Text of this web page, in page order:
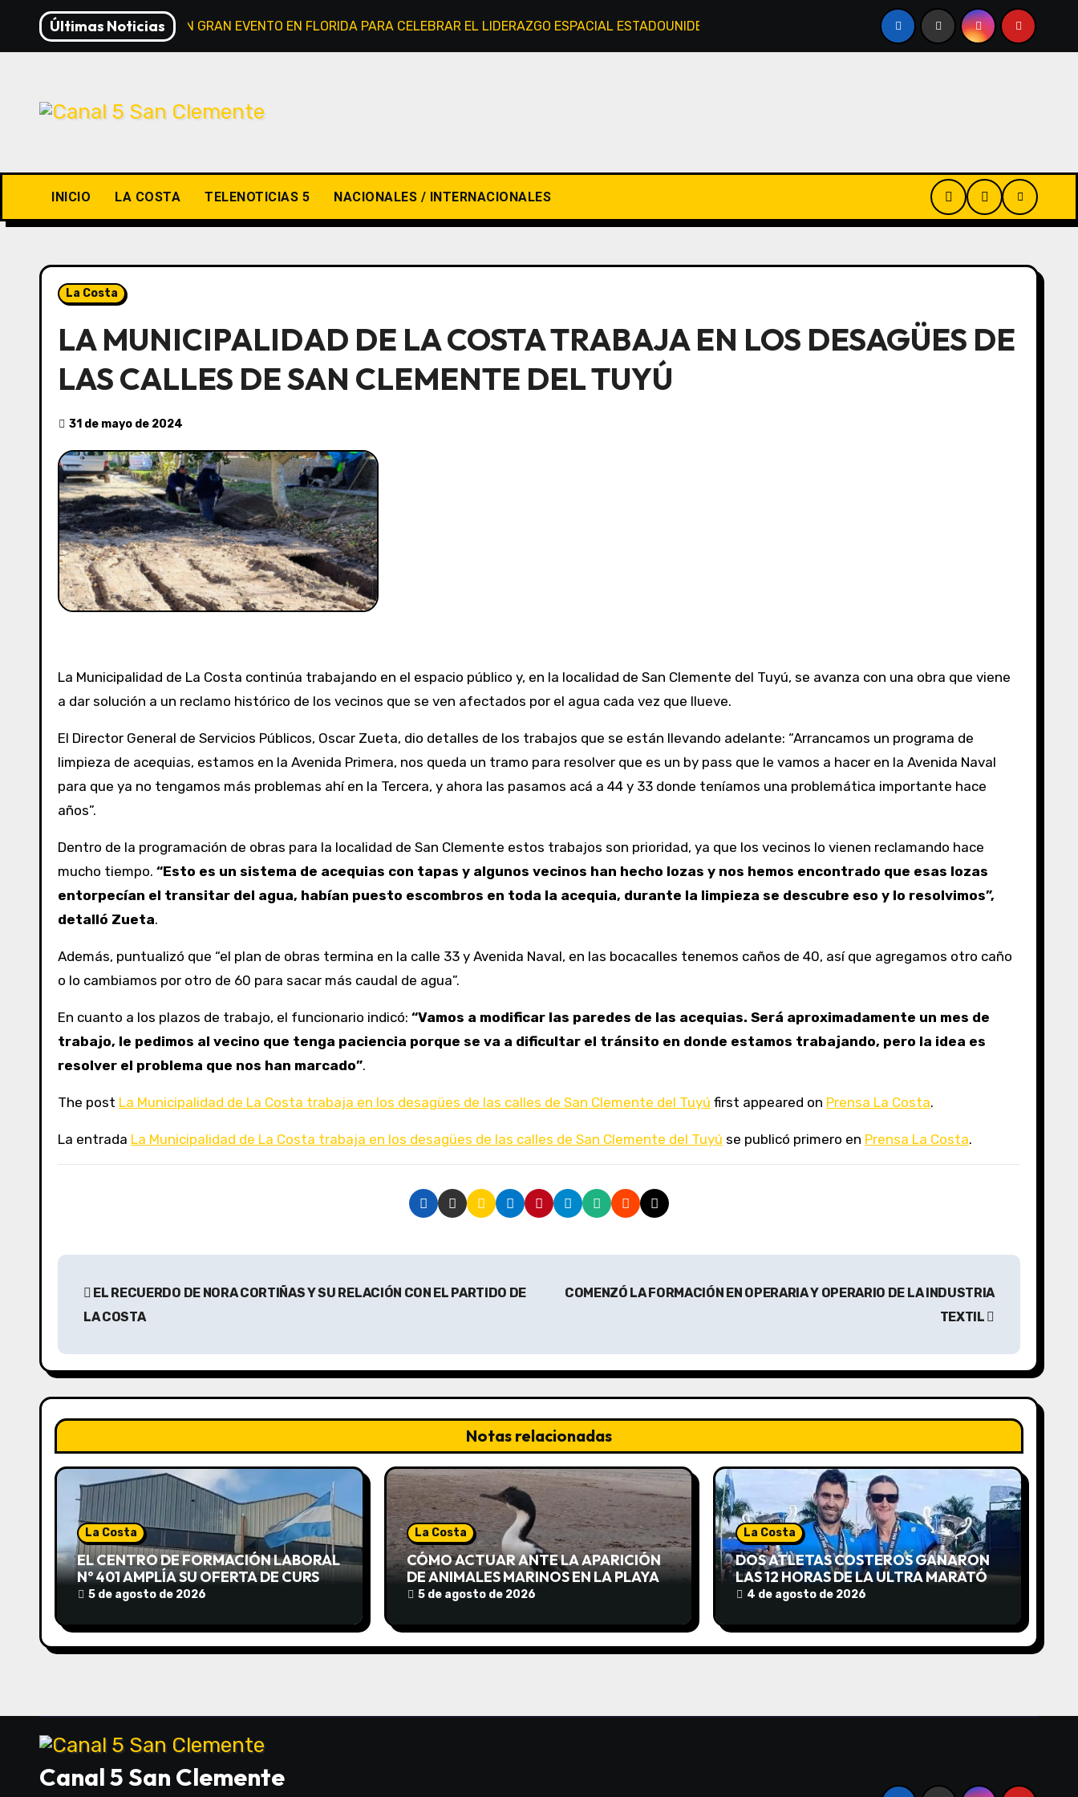
contenido
Últimas Noticias
LA NASA ALISTA UN GRAN EVENTO EN FLORIDA PARA CELEBRAR EL LIDERAZGO ESPACIAL ESTADOUNIDENSE FELIPE SOLÁ EN QR: «CON LA TIERRA NO SE
INICIO LA COSTA TELENOTICIAS 5 NACIONALES / INTERNACIONALES
La Costa
LA MUNICIPALIDAD DE LA COSTA TRABAJA EN LOS DESAGÜES DE
LAS CALLES DE SAN CLEMENTE DEL TUYÚ
31 de mayo de 2024
La Municipalidad de La Costa continúa trabajando en el espacio público y, en la localidad de San Clemente del Tuyú, se avanza con una obra que viene
a dar solución a un reclamo histórico de los vecinos que se ven afectados por el agua cada vez que llueve.
El Director General de Servicios Públicos, Oscar Zueta, dio detalles de los trabajos que se están llevando adelante: “Arrancamos un programa de
limpieza de acequias, estamos en la Avenida Primera, nos queda un tramo para resolver que es un by pass que le vamos a hacer en la Avenida Naval
para que ya no tengamos más problemas ahí en la Tercera, y ahora las pasamos acá a 44 y 33 donde teníamos una problemática importante hace
años”.
Dentro de la programación de obras para la localidad de San Clemente estos trabajos son prioridad, ya que los vecinos lo vienen reclamando hace
mucho tiempo. “Esto es un sistema de acequias con tapas y algunos vecinos han hecho lozas y nos hemos encontrado que esas lozas
entorpecían el transitar del agua, habían puesto escombros en toda la acequia, durante la limpieza se descubre eso y lo resolvimos”,
detalló Zueta.
Además, puntualizó que “el plan de obras termina en la calle 33 y Avenida Naval, en las bocacalles tenemos caños de 40, así que agregamos otro caño
o lo cambiamos por otro de 60 para sacar más caudal de agua”.
En cuanto a los plazos de trabajo, el funcionario indicó: “Vamos a modificar las paredes de las acequias. Será aproximadamente un mes de
trabajo, le pedimos al vecino que tenga paciencia porque se va a dificultar el tránsito en donde estamos trabajando, pero la idea es
resolver el problema que nos han marcado”.
The post La Municipalidad de La Costa trabaja en los desagües de las calles de San Clemente del Tuyú first appeared on Prensa La Costa.
La entrada La Municipalidad de La Costa trabaja en los desagües de las calles de San Clemente del Tuyú se publicó primero en Prensa La Costa.
N
e
g
a
c
n
e
e
t
r
EL RECUERDO DE NORA CORTIÑAS Y SU RELACIÓN CON EL PARTIDO DE
LA COSTA
COMENZÓ LA FORMACIÓN EN OPERARIA Y OPERARIO DE LA INDUSTRIA
TEXTIL
Notas relacionadas
La Costa
EL CENTRO DE FORMACIÓN LABORAL
Nº 401 AMPLÍA SU OFERTA DE CURSOS
EN LUCILA DEL MAR
5 de agosto de 2026
La Costa
CÓMO ACTUAR ANTE LA APARICIÓN
DE ANIMALES MARINOS EN LA PLAYA
5 de agosto de 2026
La Costa
DOS ATLETAS COSTEROS GANARON
LAS 12 HORAS DE LA ULTRA MARATÓN
FORMOSA 2026
4 de agosto de 2026
Canal 5 San Clemente